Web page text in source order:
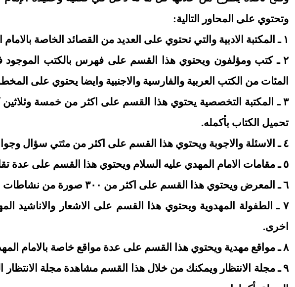
وتحتوي على المحاور التالية:
١ ـ المكتبة الادبية والتي تحتوي على العديد من القصائد الخاصة بالامام المهدي عليه السلام من الشعر القريض والشعر الشعبي.
٢ ـ كتب ومؤلفون ويحتوي هذا القسم على فهرس بالكتب
المئات من الكتب العربية والفارسية والاجنبية وايضا يحتوي على
٣ ـ المكتبة التخصصية يحتوي هذا القسم على اكثر من خمسة
تحميل الكتاب بأكمله.
٤ ـ الاسئلة والاجوبة ويحتوي هذا القسم على اكثر من مئتي سؤال وجواب حول الامام المهدي عليه السلام.
٥ ـ مقامات الامام المهدي عليه السلام ويحتوي هذا القسم على عدة تقارير مصورة ومفصلة لعدة مقامات للامام المهدي عليه السلام.
٦ ـ المعرض ويحتوي هذا القسم على اكثر من ٣٠٠ صورة من نشاطات المركز ومطبوعات وندوات مهدوية وتصاميم خاصة بالمهدي عليه السلام وغيرها.
٧ ـ الطفولة المهدوية ويحتوي هذا القسم على الاشعار
اخرى.
٨ ـ مواقع مهدية ويحتوي هذا القسم على عدة مواقع خاصة بالامام المهدي عليه السلام مع شرح موجز لكل موقع.
٩ ـ مجلة الانتظار ويمكنك من خلال هذا القسم مشاهدة مجلة